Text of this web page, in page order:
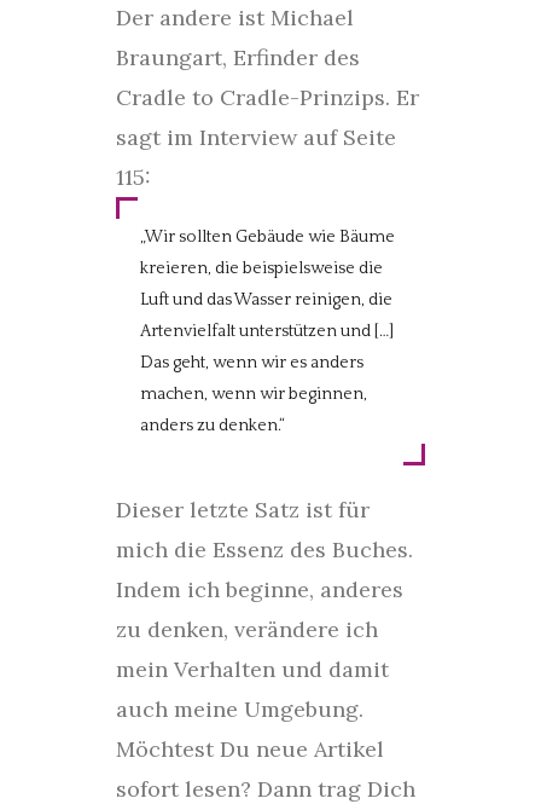
Der andere ist Michael
Braungart, Erfinder des
Cradle to Cradle-Prinzips. Er
sagt im Interview auf Seite
115:
„Wir sollten Gebäude wie Bäume
kreieren, die beispielsweise die
Luft und das Wasser reinigen, die
Artenvielfalt unterstützen und […]
Das geht, wenn wir es anders
machen, wenn wir beginnen,
anders zu denken.“
Dieser letzte Satz ist für
mich die Essenz des Buches.
Indem ich beginne, anderes
zu denken, verändere ich
mein Verhalten und damit
auch meine Umgebung.
Möchtest Du neue Artikel
sofort lesen? Dann trag Dich